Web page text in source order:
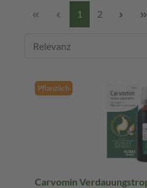
1 2
Pflanzlich
Carvomin